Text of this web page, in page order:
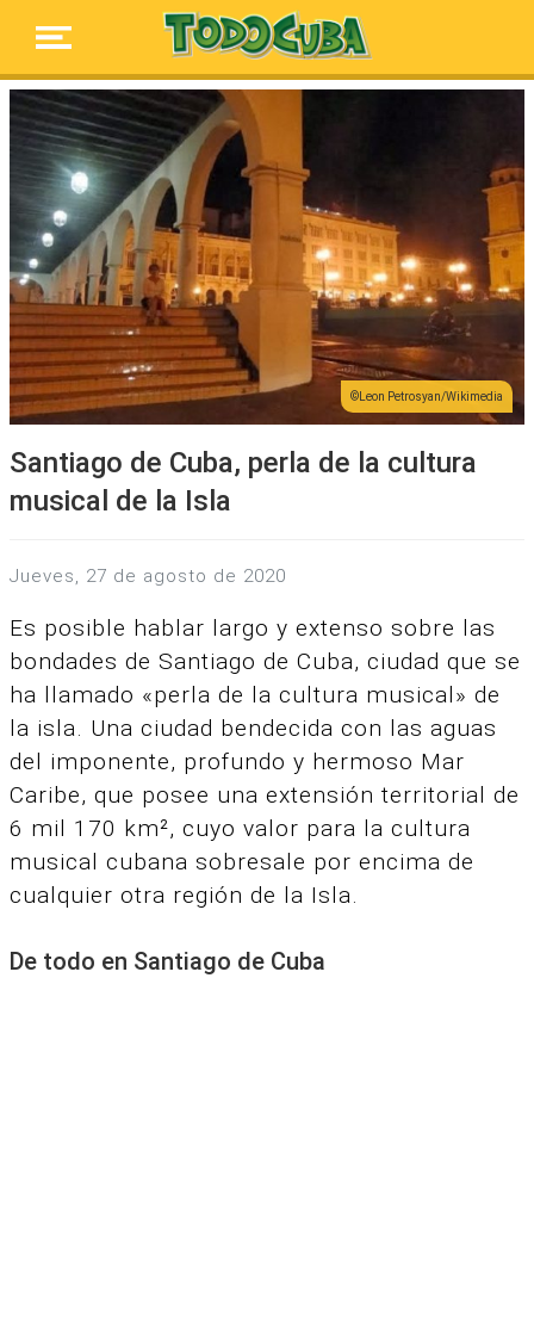
Leon Petrosyan/Wikimedia
Santiago de Cuba, perla de la cultura
musical de la Isla
jueves, 27 de agosto de 2020
Es posible hablar largo y extenso sobre las
bondades de Santiago de Cuba, ciudad que se
ha llamado «perla de la cultura musical» de
la isla. Una ciudad bendecida con las aguas
del imponente, profundo y hermoso Mar
Caribe, que posee una extensión territorial de
6 mil 170 km², cuyo valor para la cultura
musical cubana sobresale por encima de
cualquier otra región de la Isla.
De todo en Santiago de Cuba